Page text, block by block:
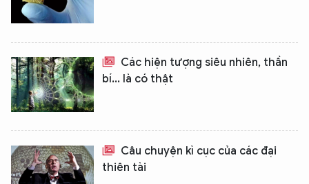
Các hiện tượng siêu nhiên, thần
bí... là có thật
Câu chuyện kì cục của các đại
thiên tài